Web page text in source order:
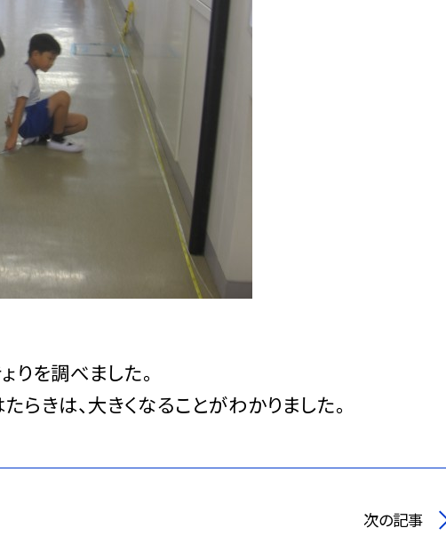
りを調べました。
きは、大きくなることがわかりました。
次の記事